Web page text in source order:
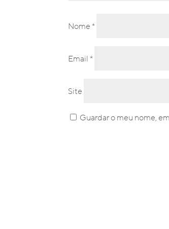
Nome *
Email *
Site
Guardar o meu nome,